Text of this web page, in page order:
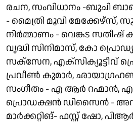
രചന, സംവിധാനം -ബുചി
- മൈത്രി മൂവി മേക്കേഴ്‌സ്,
നിർമ്മാണം - വെങ്കട സതീഷ്
വൃദ്ധി സിനിമാസ്, കോ
സക്സേന, എക്സിക്യൂട്ടീവ്
പ്രവീൺ കുമാർ,
സംഗീതം - എ ആർ റഹ്മാൻ,
പ്രൊഡക്ഷൻ ഡിസൈൻ -
മാർക്കറ്റിങ്- ഫസ്റ്റ് ഷോ,